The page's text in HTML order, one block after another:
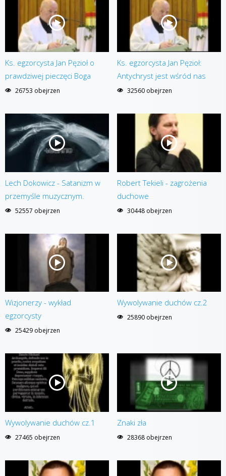
Ks. egzorcysta Jan Pęzioł o
prawdziwej pieczęci Boga
26753 obejrzen
Ks. egzorcysta Jan Pęzioł:
Antychryst jest wśród nas
32560 obejrzen
Lech Dokowicz - Satanizm w
przemyśle muzycznym.
52557 obejrzen
Robert Tekieli - zagrożenia
duchowe
30448 obejrzen
Wizjonerzy - wykład
egzorcysty
25429 obejrzen
Wywolywanie duchów cz.2
25890 obejrzen
Wywolywanie duchów cz.1
27465 obejrzen
Znaki zła
28368 obejrzen